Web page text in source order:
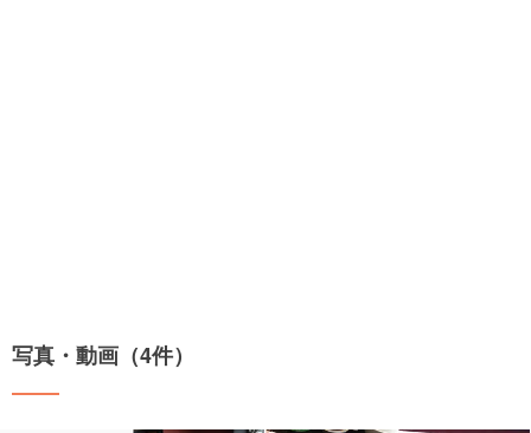
写真・動画（4件）